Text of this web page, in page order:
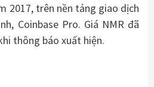
2017, trên nền tảng giao dịch
Coinbase Pro. Giá NMR đã
thông báo xuất hiện.